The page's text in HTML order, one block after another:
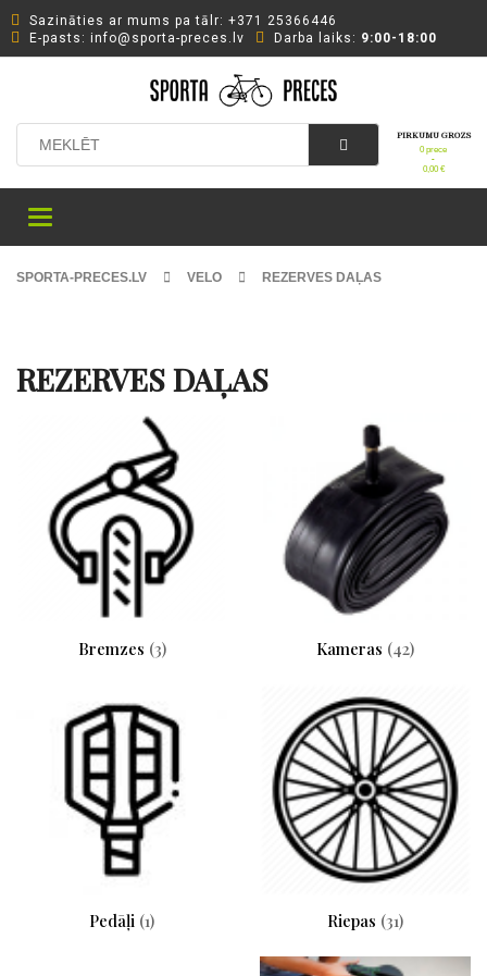
Sazināties ar mums pa tālr: +371 25366446
Е-pasts: info@sporta-preces.lv
Darba laiks: 9:00-18:00
PIRKUMU GROZS
0 prece
-
0,00€
Toggle
SPORTA-PRECES.LV VELO REZERVES DAĻAS
REZERVES DAĻAS
Bremzes (3) Kameras (42)
Pedāļi (1) Riepas (31)